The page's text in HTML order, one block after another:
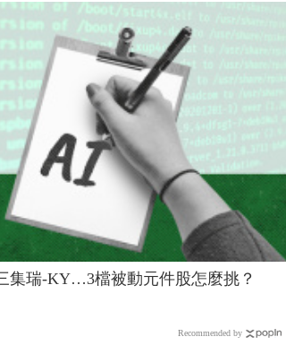
集瑞-KY…3檔被動元件股怎麼挑？
Recommended by